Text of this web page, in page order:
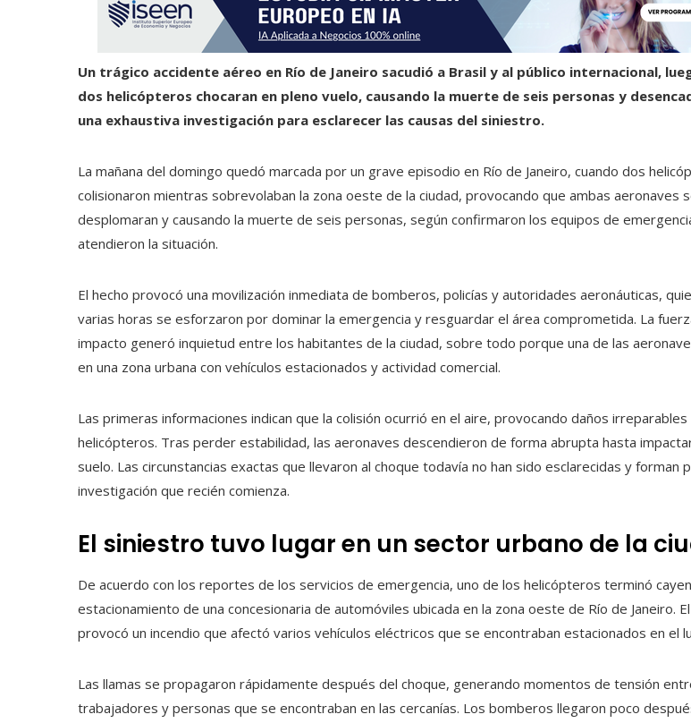
Un trágico accidente aéreo en Río de Janeiro sacudió a Brasil y al público internacional,
dos helicópteros chocaran en pleno vuelo, causando la muerte de seis personas y
una exhaustiva investigación para esclarecer las causas del siniestro.
La mañana del domingo quedó marcada por un grave episodio en Río de Janeiro, cuando dos
colisionaron mientras sobrevolaban la zona oeste de la ciudad, provocando que ambas aeronaves
desplomaran y causando la muerte de seis personas, según confirmaron los equipos de
atendieron la situación.
El hecho provocó una movilización inmediata de bomberos, policías y autoridades aeronáuticas,
varias horas se esforzaron por dominar la emergencia y resguardar el área comprometida. La
impacto generó inquietud entre los habitantes de la ciudad, sobre todo porque una de las
en una zona urbana con vehículos estacionados y actividad comercial.
Las primeras informaciones indican que la colisión ocurrió en el aire, provocando daños
helicópteros. Tras perder estabilidad, las aeronaves descendieron de forma abrupta hasta
suelo. Las circunstancias exactas que llevaron al choque todavía no han sido esclarecidas y forman
investigación que recién comienza.
El siniestro tuvo lugar en un sector urbano de la
De acuerdo con los reportes de los servicios de emergencia, uno de los helicópteros terminó
estacionamiento de una concesionaria de automóviles ubicada en la zona oeste de Río de Janeiro.
provocó un incendio que afectó varios vehículos eléctricos que se encontraban estacionados en el
Las llamas se propagaron rápidamente después del choque, generando momentos de tensión
trabajadores y personas que se encontraban en las cercanías. Los bomberos llegaron poco